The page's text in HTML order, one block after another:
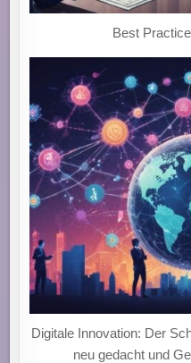
Best
Digitale Innovation: Der
neu gedacht und